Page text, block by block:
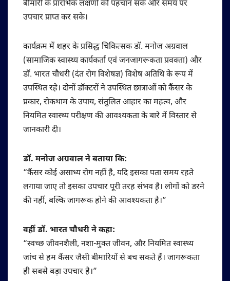
बीमारी के प्रारंभिक लक्षणों को पहचान सके और समय पर
उपचार प्राप्त कर सके।
कार्यक्रम में शहर के प्रसिद्ध चिकित्सक डॉ. मनोज अग्रवाल
(सामाजिक स्वास्थ्य कार्यकर्ता एवं जनजागरूकता प्रवक्ता) और
डॉ. भारत चौधरी (दंत रोग विशेषज्ञ) विशेष अतिथि के रूप में
उपस्थित रहे। दोनों डॉक्टरों ने उपस्थित छात्राओं को कैंसर के
प्रकार, रोकथाम के उपाय, संतुलित आहार का महत्व, और
नियमित स्वास्थ्य परीक्षण की आवश्यकता के बारे में विस्तार से
जानकारी दी।
डॉ. मनोज अग्रवाल ने बताया कि:
“कैंसर कोई असाध्य रोग नहीं है, यदि इसका पता समय रहते
लगाया जाए तो इसका उपचार पूरी तरह संभव है। लोगों को डरने
की नहीं, बल्कि जागरूक होने की आवश्यकता है।”
वहीं डॉ. भारत चौधरी ने कहा:
“स्वच्छ जीवनशैली, नशा-मुक्त जीवन, और नियमित स्वास्थ्य
जांच से हम कैंसर जैसी बीमारियों से बच सकते हैं। जागरूकता
ही सबसे बड़ा उपचार है।”